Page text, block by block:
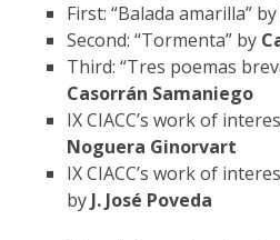
First: “Balada amarilla” by
Second: “Tormenta” by
Third: “Tres poemas
Casorrán Samaniego
IX CIACC’s work of
Noguera Ginorvart
IX CIACC’s work of
by J. José Poveda